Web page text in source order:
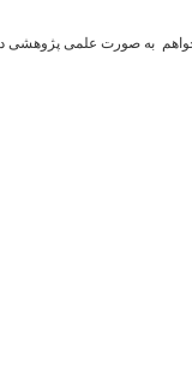
به صورت علمی پژوهشی